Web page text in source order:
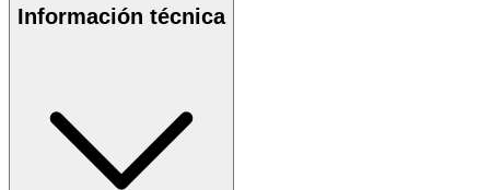
Información técnica